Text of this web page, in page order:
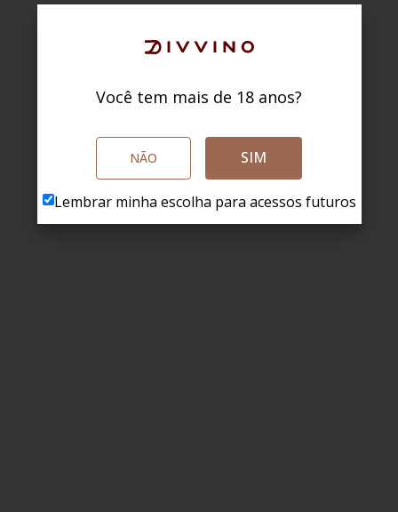
Você tem mais de 18 anos?
NÃO SIM
Lembrar minha escolha para acessos futuros